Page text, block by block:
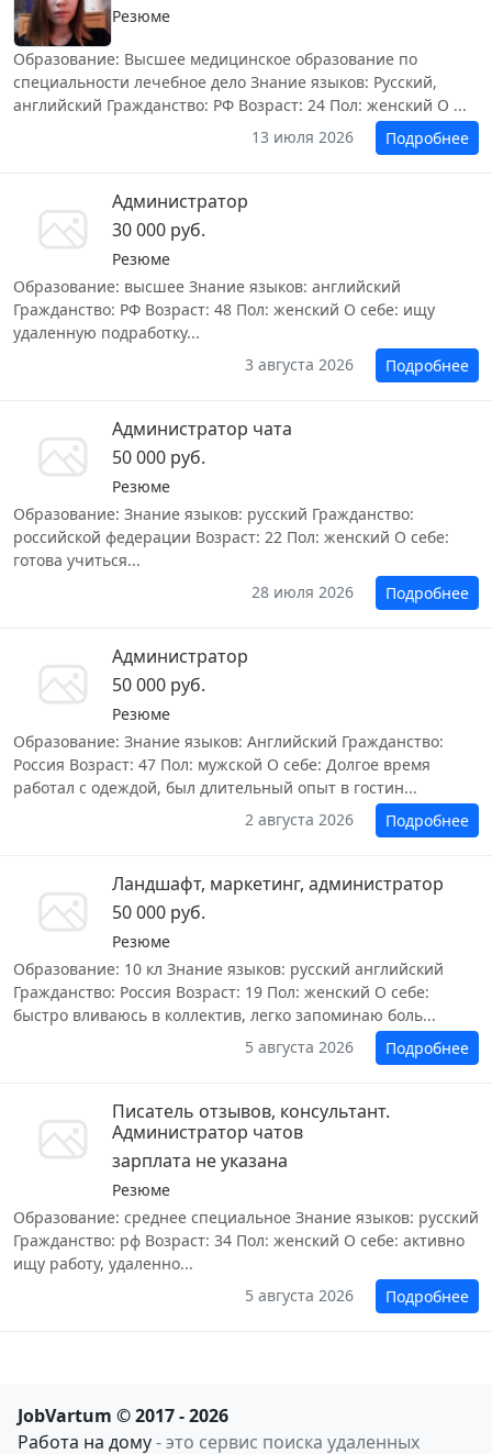
Резюме
Образование: Высшее медицинское образование по
специальности лечебное дело Знание языков: Русский,
английский Гражданство: РФ Возраст: 24 Пол: женский О ...
13 июля 2026
Подробнее
Администратор
30 000 руб.
Резюме
Образование: высшее Знание языков: английский
Гражданство: РФ Возраст: 48 Пол: женский О себе: ищу
удаленную подработку...
3 августа 2026
Подробнее
Администратор чата
50 000 руб.
Резюме
Образование: Знание языков: русский Гражданство:
российской федерации Возраст: 22 Пол: женский О себе:
готова учиться...
28 июля 2026
Подробнее
Администратор
50 000 руб.
Резюме
Образование: Знание языков: Английский Гражданство:
Россия Возраст: 47 Пол: мужской О себе: Долгое время
работал с одеждой, был длительный опыт в гостин...
2 августа 2026
Подробнее
Ландшафт, маркетинг, администратор
50 000 руб.
Резюме
Образование: 10 кл Знание языков: русский английский
Гражданство: Россия Возраст: 19 Пол: женский О себе:
быстро вливаюсь в коллектив, легко запоминаю боль...
5 августа 2026
Подробнее
Писатель отзывов, консультант.
Администратор чатов
зарплата не указана
Резюме
Образование: среднее специальное Знание языков: русский
Гражданство: рф Возраст: 34 Пол: женский О себе: активно
ищу работу, удаленно...
5 августа 2026
Подробнее
JobVartum © 2017 - 2026
Работа на дому- это сервис поиска удаленных